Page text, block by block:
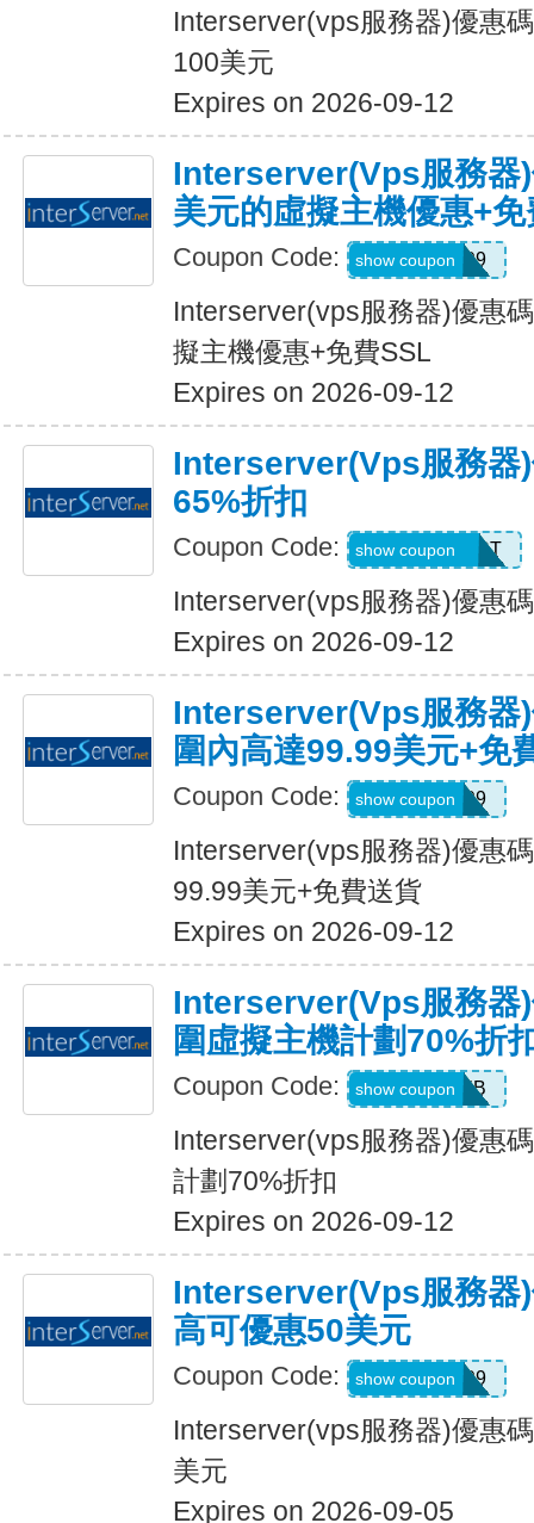
Interserver(vps服務器)優惠
100美元
Expires on 2026-09-12
Interserver(vps服務器
美元的虛擬主機優惠+
Coupon Code: LOVELY99
show coupon
Interserver(vps服務器)優惠
擬主機優惠+免費SSL
Expires on 2026-09-12
Interserver(vps服務器
65%折扣
Coupon Code: SERVERHOST
show coupon
Interserver(vps服務器)優惠
Expires on 2026-09-12
Interserver(vps服務器
圍內高達99.99美元+免
Coupon Code: SWING99
show coupon
Interserver(vps服務器)優惠
99.99美元+免費送貨
Expires on 2026-09-12
Interserver(vps服務器
圍虛擬主機計劃70%折
Coupon Code: HOSTWEB
show coupon
Interserver(vps服務器)優惠
計劃70%折扣
Expires on 2026-09-12
Interserver(vps服務器
高可優惠50美元
Coupon Code: DEAL999
show coupon
Interserver(vps服務器)優惠
美元
Expires on 2026-09-05